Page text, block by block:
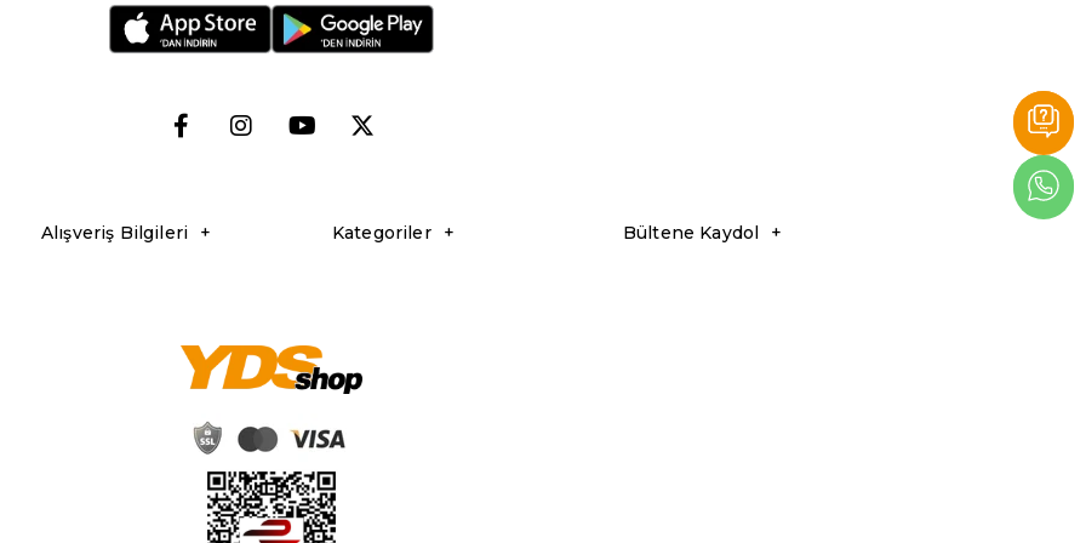
zenginleştirmenizi hedefler.
cevap veren ve kalitesiyle sizi yarı yolda bırakmayacak ekipmanları seçmek, maceranızı daha da keyifli kılacaktır. YDS Shop'ta, hem
gerekli olan her şeyi bulabilirsiniz.
Alışveriş Bilgileri Kategoriler Bültene Kaydol